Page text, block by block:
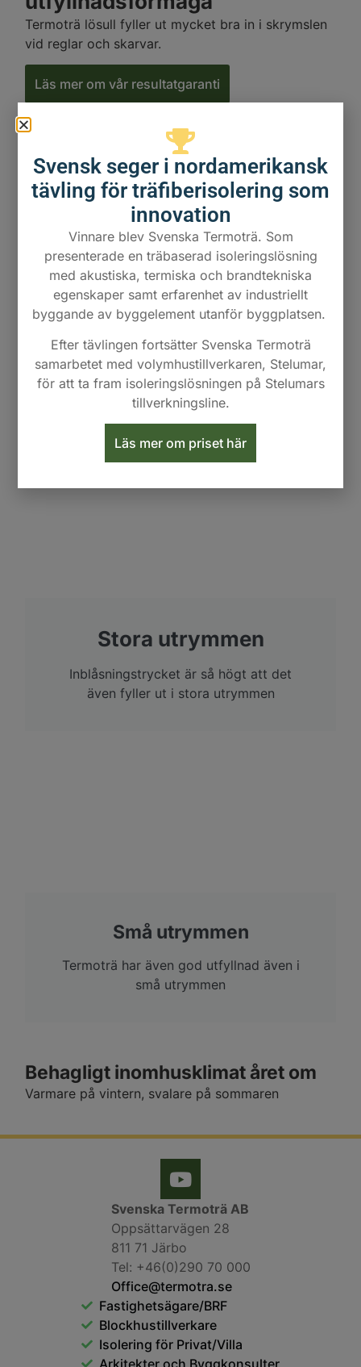
Termoträ lösull fyller ut mycket bra in i skrymslen
vid reglar och skarvar.
Läs mer om vår resultatgaranti
Utfyllnad av I-balk
Här ser man hur Termoträ fyller ut
luftrörelsetätt mot en I-balk.
Stora utrymmen
Inblåsningstrycket är så högt att det
även fyller ut i stora utrymmen
Små utrymmen
Termoträ har även god utfyllnad även i
små utrymmen
Behagligt inomhusklimat året om
Varmare på vintern, svalare på sommaren
Svenska Termoträ AB
Oppsättarvägen 28
811 71 Järbo
Tel: +46(0)290 70 000
Office@termotra.se
Fastighetsägare/BRF
Blockhustillverkare
Isolering för Privat/Villa
Svensk seger i nordamerikansk
tävling för träfiberisolering som
innovation
Vinnare blev Svenska Termoträ. Som
presenterade en träbaserad isoleringslösning
med akustiska, termiska och brandtekniska
egenskaper samt erfarenhet av industriellt
byggande av byggelement utanför byggplatsen.
Efter tävlingen fortsätter Svenska Termoträ
samarbetet med volymhustillverkaren, Stelumar,
för att ta fram isoleringslösningen på Stelumars
tillverkningsline.
Läs mer om priset här